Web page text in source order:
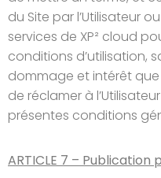
du Site par l’Utilisateur
services de XP² cloud
conditions d’utilisation,
dommage et intérêt que
de réclamer à
présentes conditions
ARTICLE 7 – Publication